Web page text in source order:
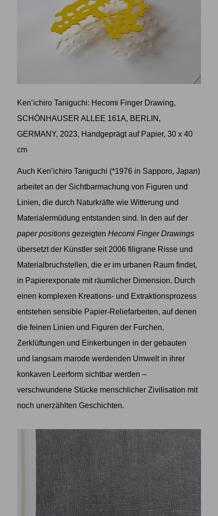
Ken’ichiro Taniguchi: Hecomi Finger Drawing,
SCHÖNHAUSER ALLEE 161A, BERLIN,
GERMANY, 2023, Handgeprägt auf Papier, 30 x 40
cm
Auch Ken’ichiro Taniguchi (*1976 in Sapporo, Japan)
arbeitet an der Sichtbarmachung von Figuren und
Linien, die durch Naturkräfte wie Witterung und
Materialermüdung entstanden sind. In den auf der
paper positions gezeigten Hecomi Finger Drawings
übersetzt der Künstler seit 2006 filigrane Risse und
Materialbruchstellen, die er im urbanen Raum findet,
in Papierexponate mit räumlicher Dimension. Durch
einen komplexen Kreations- und Extraktionsprozess
entstehen sensible Papier-Reliefarbeiten, auf denen
die feinen Linien und Figuren der Furchen,
Zerklüftungen und Einkerbungen in der gebauten
und langsam marode werdenden Umwelt in ihrer
konkaven Leerform sichtbar werden –
verschwundene Stücke menschlicher Zivilisation mit
noch unerzählten Geschichten.